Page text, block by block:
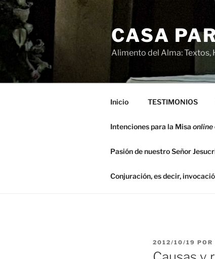
Saltar
contenido
CASA
Alimento del Alma: Textos,
Inicio TESTIMONIOS
Intenciones para la Misa online
Pasión de nuestro Señor
Conjuración, es decir,
PUBLICADO
EL
2012/10/19 POR